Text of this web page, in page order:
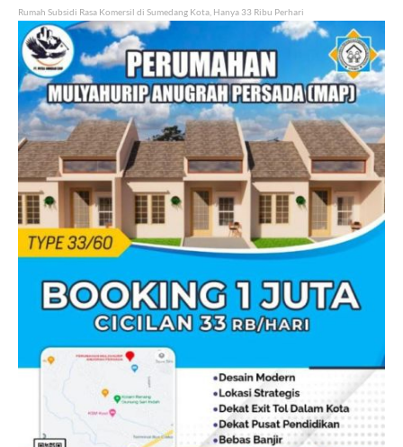
Rumah Subsidi Rasa Komersil di Sumedang Kota, Hanya 33 Ribu Perhari